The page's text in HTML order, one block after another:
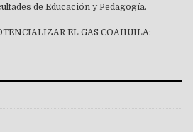
de Educación y Pedagogía.
EL GAS COAHUILA: